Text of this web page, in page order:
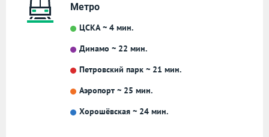
Метро
ЦСКА ~ 4 мин.
Динамо ~ 22 мин.
Петровский парк ~ 21 мин.
Аэропорт ~ 25 мин.
Хорошёвская ~ 24 мин.